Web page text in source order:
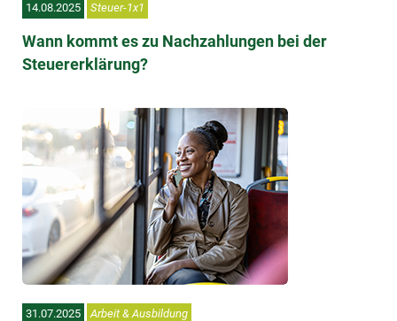
14.08.2025 Steuer-1x1
Wann kommt es zu Nachzahlungen bei der
Steuererklärung?
31.07.2025 Arbeit & Ausbildung